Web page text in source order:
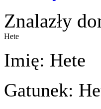
Znalazły
Hete
Imię: Hete
Gatunek: